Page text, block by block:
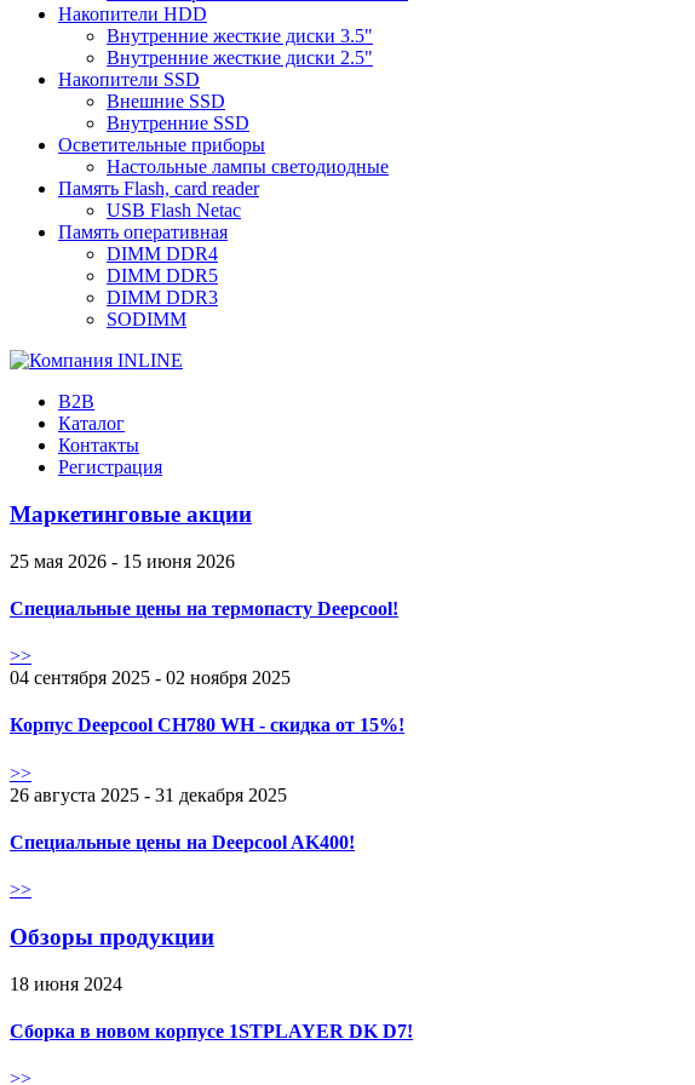
Накопители HDD
Внутренние жесткие диски 3.5"
Внутренние жесткие диски 2.5"
Накопители SSD
Внешние SSD
Внутренние SSD
Осветительные приборы
Настольные лампы светодиодные
Память Flash, card reader
USB Flash Netac
Память оперативная
DIMM DDR4
DIMM DDR5
DIMM DDR3
SODIMM
B2B
Каталог
Контакты
Регистрация
Маркетинговые акции
25 мая 2026 - 15 июня 2026
Специальные цены на термопасту Deepcool!
>>
04 сентября 2025 - 02 ноября 2025
Корпус Deepcool CH780 WH - скидка от 15%!
>>
26 августа 2025 - 31 декабря 2025
Специальные цены на Deepcool AK400!
>>
Обзоры продукции
18 июня 2024
Сборка в новом корпусе 1STPLAYER DK D7!
>>